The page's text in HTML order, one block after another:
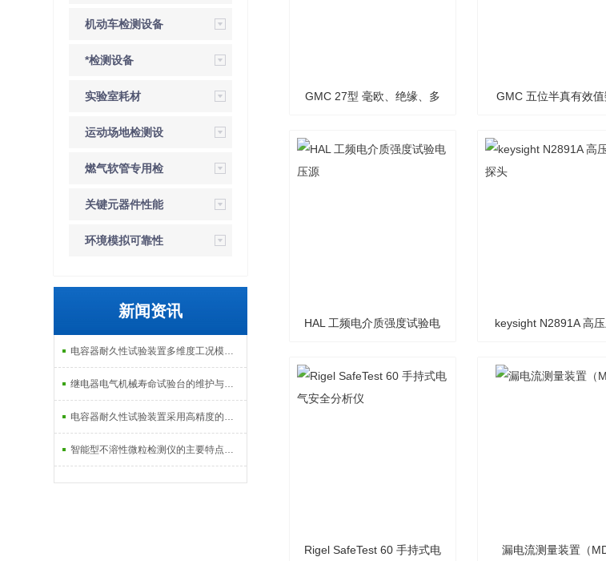
验设备
机动车检测设备
*检测设备
实验室耗材
运动场地检测设
备
燃气软管专用检
测仪器
关键元器件性能
检测设备
环境模拟可靠性
新闻资讯
电容器耐久性试验装置多维度工况模拟子系统分享
继电器电气机械寿命试验台的维护与校准方式
电容器耐久性试验装置采用高精度的温度控制系统
智能型不溶性微粒检测仪的主要特点及基本工作流程介绍
GMC 27型 毫欧、绝缘、多 GMC 五位半真有效
HAL 工频电介质强度试验电 keysight N2891A 高
Rigel SafeTest 60 手持式电 漏电流测量装置（MD